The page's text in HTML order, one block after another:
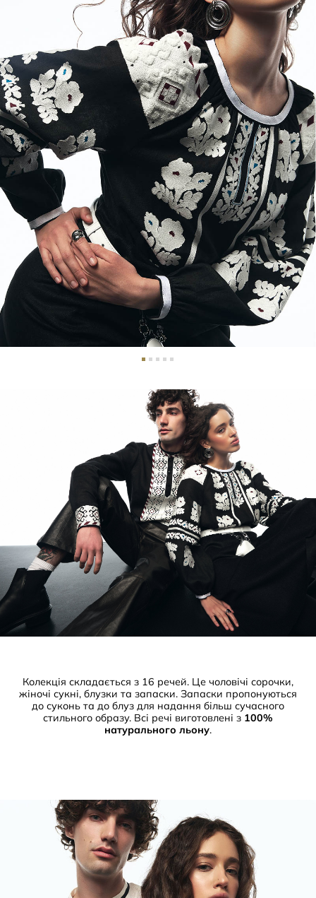
Колекція складається з 16 речей. Це чоловічі сорочки,
жіночі сукні, блузки та запаски. Запаски пропонуються
до суконь та до блуз для надання більш сучасного
стильного образу. Всі речі виготовлені з100%
натурального льону.